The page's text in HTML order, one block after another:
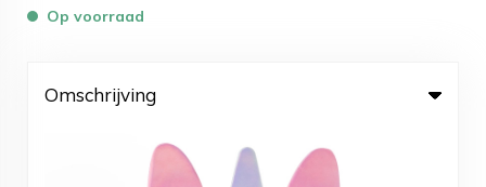
Op voorraad
Omschrijving